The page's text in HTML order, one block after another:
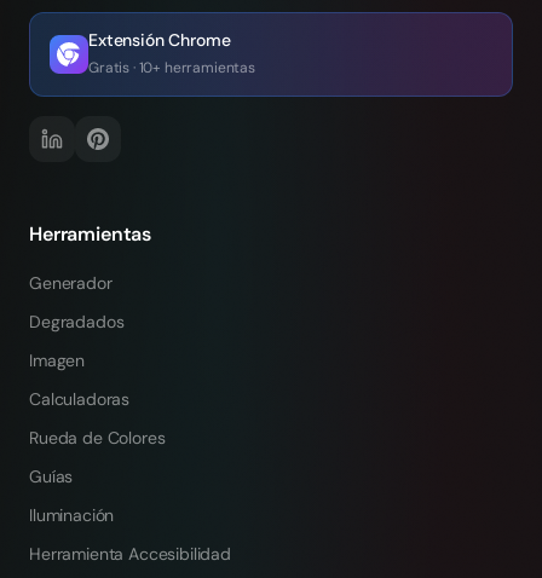
Extensión Chrome
Gratis · 10+ herramientas
Herramientas
Generador
Degradados
Imagen
Calculadoras
Rueda de Colores
Guías
Iluminación
Herramienta Accesibilidad